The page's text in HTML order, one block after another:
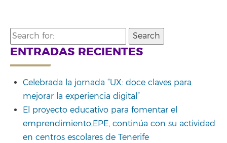
Search
for:
ENTRADAS RECIENTES
Celebrada la jornada “UX: doce claves para
mejorar la experiencia digital”
El proyecto educativo para fomentar el
emprendimiento,EPE, continúa con su actividad
en centros escolares de Tenerife